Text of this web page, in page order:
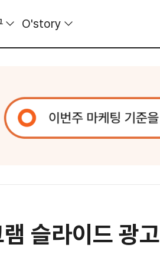
O'story
슬라이드 광고